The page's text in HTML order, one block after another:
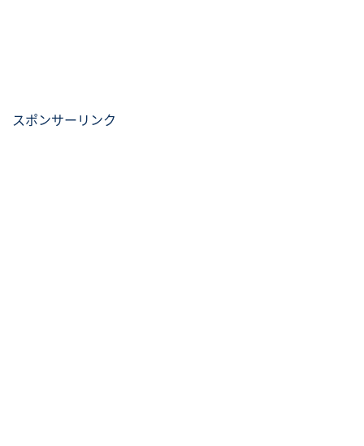
スポンサーリンク